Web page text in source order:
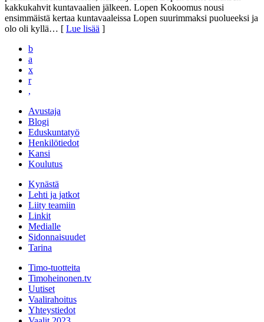
kakkukahvit kuntavaalien jälkeen. Lopen Kokoomus nousi
ensimmäistä kertaa kuntavaaleissa Lopen suurimmaksi puolueeksi ja
olo oli kyllä… [ Lue lisää ]
b
a
x
r
,
Avustaja
Blogi
Eduskuntatyö
Henkilötiedot
Kansi
Koulutus
Kynästä
Lehti ja jatkot
Liity teamiin
Linkit
Medialle
Sidonnaisuudet
Tarina
Timo-tuotteita
Timoheinonen.tv
Uutiset
Vaalirahoitus
Yhteystiedot